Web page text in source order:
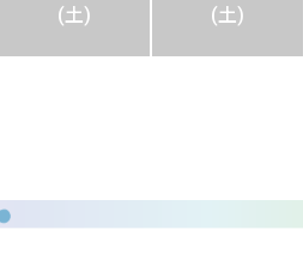
土 土